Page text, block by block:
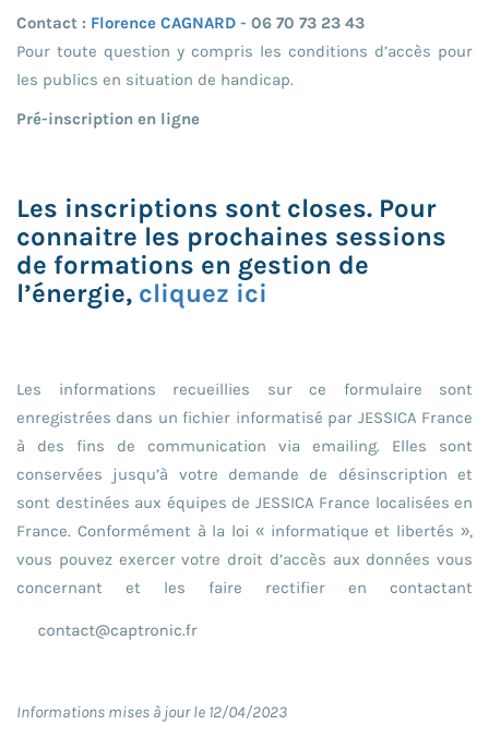
Contact : Florence CAGNARD - 06 70 73 23 43
Pour toute question y compris les conditions d’accès pour
les publics en situation de handicap.
Pré-inscription en ligne
Les inscriptions sont closes. Pour
connaitre les prochaines sessions
de formations en gestion de
l’énergie, cliquez ici
Les informations recueillies sur ce formulaire sont
enregistrées dans un fichier informatisé par JESSICA France
à des fins de communication via emailing. Elles sont
conservées jusqu’à votre demande de désinscription et
sont destinées aux équipes de JESSICA France localisées en
France. Conformément à la loi « informatique et libertés »,
vous pouvez exercer votre droit d’accès aux données vous
concernant et les faire rectifier en contactant
Informations mises à jour le 12/04/2023